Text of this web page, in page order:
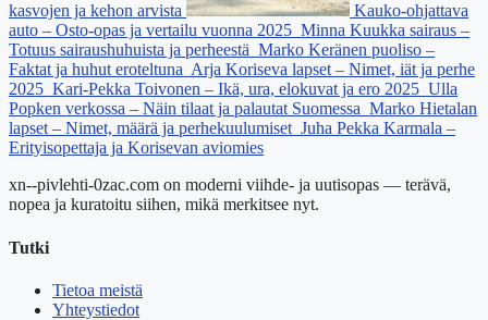
kasvojen ja kehon arvista
Kauko-ohjattava
auto – Osto-opas ja vertailu vuonna 2025 Minna Kuukka sairaus –
Totuus sairaushuhuista ja perheestä Marko Keränen puoliso –
Faktat ja huhut eroteltuna Arja Koriseva lapset – Nimet, iät ja perhe
2025 Kari-Pekka Toivonen – Ikä, ura, elokuvat ja ero 2025 Ulla
Popken verkossa – Näin tilaat ja palautat Suomessa Marko Hietalan
lapset – Nimet, määrä ja perhekuulumiset Juha Pekka Karmala –
Erityisopettaja ja Korisevan aviomies
xn--pivlehti-0zac.com on moderni viihde- ja uutisopas — terävä,
nopea ja kuratoitu siihen, mikä merkitsee nyt.
Tutki
Tietoa meistä
Yhteystiedot